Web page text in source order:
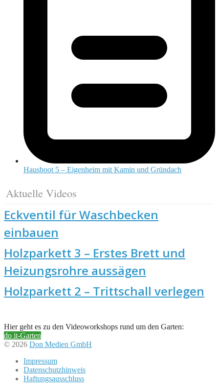
Hausboot 5 – Eigenheim mit Kamin und Gründach
Aktuelle Videos
Eckventil für Waschbecken
einbauen
Holzparkett 3 – Erstes Brett und
Heizungsrohre aussägen
Holzparkett 2 – Trittschall verlegen
Hier geht es zu den Videoworkshops rund um den Garten:
do it-Garten
© 2026 Don Medien GmbH
Impressum
Datenschutzhinweis
Haftungsausschluss